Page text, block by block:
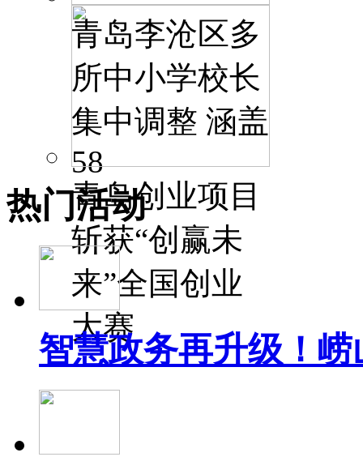
青岛李沧区多
所中小学校长
集中调整 涵盖
58
青岛创业项目
斩获“创赢未
来”全国创业
大赛
热门活动
智慧政务再升级！